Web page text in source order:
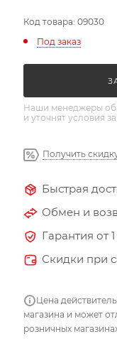
Код товара: 09030
Под заказ
Наши менеджеры
и уточнят условия
Получить
Быстрая
Обмен и
Гарантия от
Скидки при
Цена
магазина и может
розничных